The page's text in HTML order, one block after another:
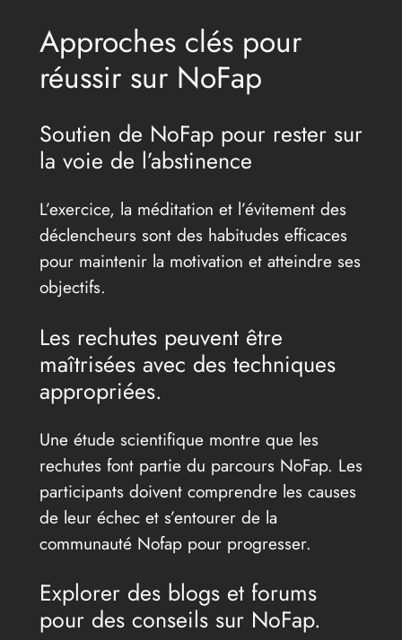
Approches clés pour
réussir sur NoFap
Soutien de NoFap pour rester sur
la voie de l’abstinence
L’exercice, la méditation et l’évitement des
déclencheurs sont des habitudes efficaces
pour maintenir la motivation et atteindre ses
objectifs.
Les rechutes peuvent être
maîtrisées avec des techniques
appropriées.
Une étude scientifique montre que les
rechutes font partie du parcours NoFap. Les
participants doivent comprendre les causes
de leur échec et s’entourer de la
communauté Nofap pour progresser.
Explorer des blogs et forums
pour des conseils sur NoFap.